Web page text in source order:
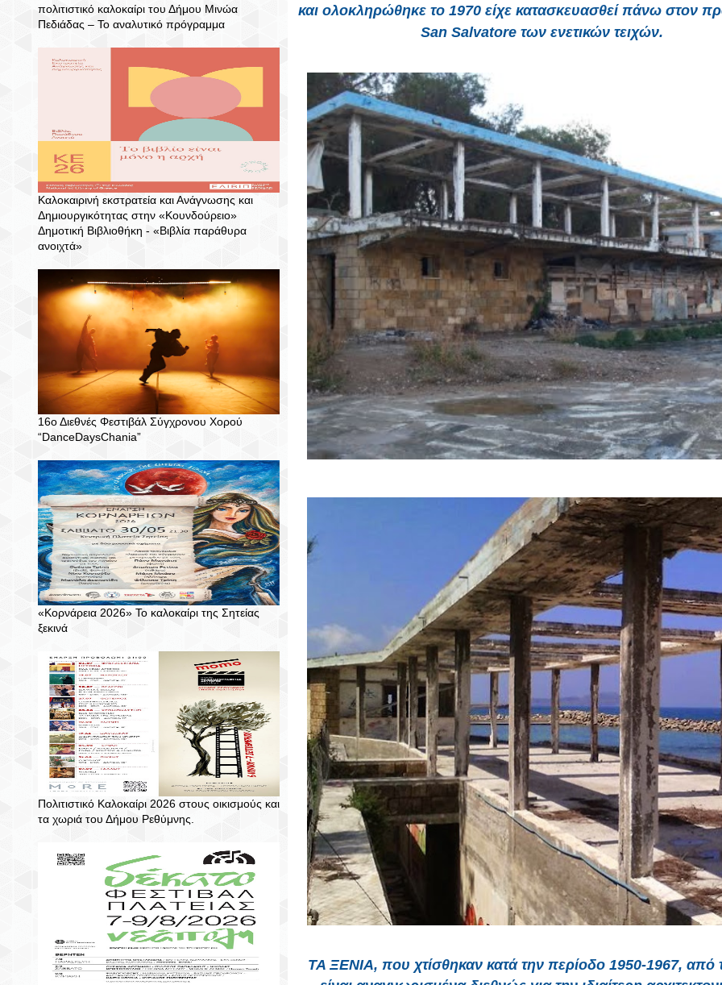
πολιτιστικό καλοκαίρι του Δήμου Μινώα
Πεδιάδας – To αναλυτικό πρόγραμμα
Καλοκαιρινή εκστρατεία και Ανάγνωσης και
Δημιουργικότητας στην «Κουνδούρειο»
Δημοτική Βιβλιοθήκη - «Βιβλία παράθυρα
ανοιχτά»
16ο Διεθνές Φεστιβάλ Σύγχρονου Χορού
“DanceDaysChania”
«Κορνάρεια 2026» Το καλοκαίρι της Σητείας
ξεκινά
Πολιτιστικό Καλοκαίρι 2026 στους οικισμούς και
τα χωριά του Δήμου Ρεθύμνης.
και ολοκληρώθηκε το 1970 είχε κατασκευασθεί πάνω στον
San Salvatore των ενετικών τειχών.
ΤΑ ΞΕΝΙΑ, που χτίσθηκαν κατά την περίοδο 1950-1967, από